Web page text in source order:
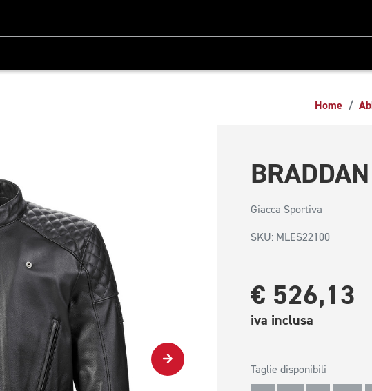
Home
Giacca Sportiva
SKU: MLES22100
€ 526,13
iva inclusa
Taglie disponibili